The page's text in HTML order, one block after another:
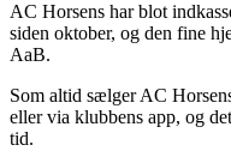
AC Horsens har blot
siden oktober, og den fine
AaB.
Som altid sælger AC
eller via klubbens app, og
tid.